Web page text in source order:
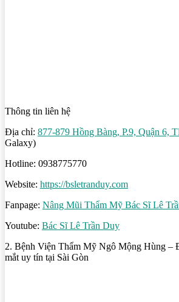
Thông tin liên hệ
Địa chỉ: 877-879 Hồng Bàng, P.9, Quận 6,
Galaxy)
Hotline: 0938775770
Website: https://bsletranduy.com
Fanpage: Nâng Mũi Thẩm Mỹ Bác Sĩ Lê
Youtube: Bác Sĩ Lê Trần Duy
2. Bệnh Viện Thẩm Mỹ Ngô Mộng Hùng –
mắt uy tín tại Sài Gòn